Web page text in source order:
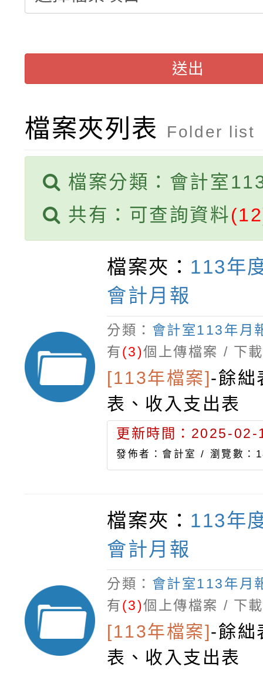
宣導。
1次會員大會暨第7屆
推動社區運動俱樂部營
權責核予出席人員公(
送出
檔案夾列表 Folder list
檔案分類：會計室
共有：可查詢資料
檔案夾： 113年
會計月報
分類： 會計室113年月
有(3)個上傳檔案 / 下
[113年檔案]-餘絀
表、收入支出表
更新時間：2025-
發佈者：會計室 / 瀏覽數：
檔案夾： 113年
會計月報
分類： 會計室113年月
有(3)個上傳檔案 / 下
[113年檔案]-餘絀
表、收入支出表